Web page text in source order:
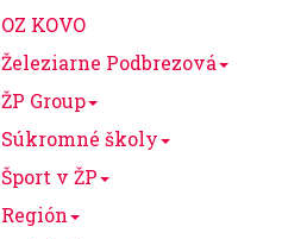
OZ KOVO
Železiarne Podbrezová
ŽP Group
Súkromné školy
Šport v ŽP
Región